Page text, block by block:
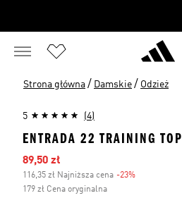
Strona główna / Damskie / Odzież
5 (4)
ENTRADA 22 TRAINING TOP
Ceny na wyprzedaży
89,50 zł
116,35 zł Najniższa cena -23%
179 zł Cena oryginalna